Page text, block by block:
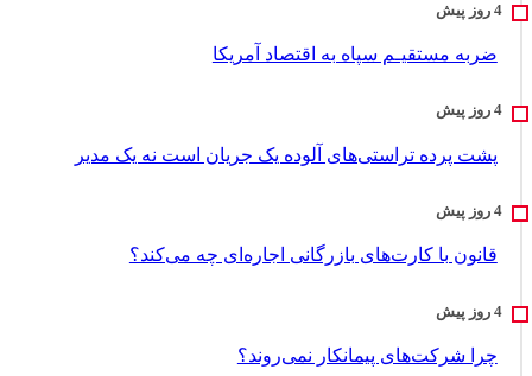
ضربه مستقیـم سپاه به اقتصاد آمر‌یکا
پشت پرده تراستی‌های آلوده یک جریان است نه یک مدیر
قانون با کارت‌های بازرگانی اجاره‌ای چه می‌کند؟
چرا شرکت‌های پیمانکار نمی‌روند؟